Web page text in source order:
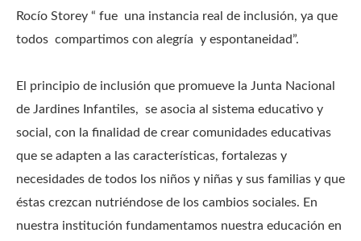
Rocío Storey “ fue una instancia real de inclusión, ya que
todos compartimos con alegría y espontaneidad”.
El principio de inclusión que promueve la Junta Nacional
de Jardines Infantiles, se asocia al sistema educativo y
social, con la finalidad de crear comunidades educativas
que se adapten a las características, fortalezas y
necesidades de todos los niños y niñas y sus familias y que
éstas crezcan nutriéndose de los cambios sociales. En
nuestra institución fundamentamos nuestra educación en